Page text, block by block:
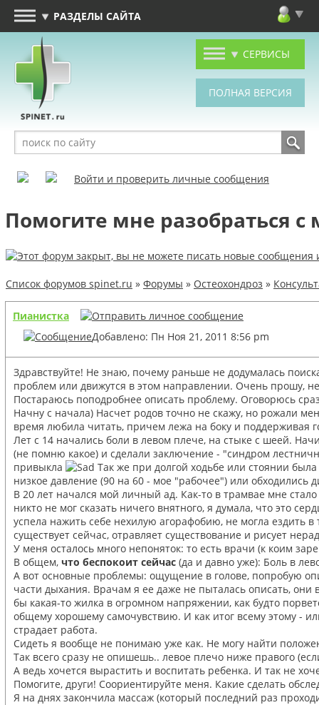
РАЗДЕЛЫ САЙТА
СЕРВИСЫ
Войти и проверить личные сообщения
Помогите мне разобраться
Список форумов spinet.ru » Форумы » Остеохондроз »
Пианистка
Добавлено: Пн Ноя 21, 2011 8:56 pm
Здравствуйте! Не знаю, почему раньше не додумалась
проблем или движутся в этом направлении. Очень прошу,
Постараюсь поподробнее описать проблему. Оговорюсь
Начну с начала) Насчет родов точно не скажу, но рожали
время любила читать, причем лежа на боку и поддерживая
Лет с 14 начались боли в левом плече, на стыке с шеей.
(не помню какое) и сделали заключение - "синдром
привыкла
Так же при долгой ходьбе или стоянии
низкое давление (90 на 60 - мое "рабочее") или обходились
В 20 лет начался мой личный ад. Как-то в трамвае мне
никто не мог сказать ничего внятного, я думала, что это
успела нажить себе нехилую агорафобию, не могла ездить
существует сейчас, отравляет существование и рисует
У меня осталось много непоняток: то есть врачи (к коим
В общем, что беспокоит сейчас (да и давно уже): Боль в
А вот основные проблемы: ощущение в голове, попробую
части дыхания. Врачам я ее даже не пыталась описать, они
бы какая-то жилка в огромном напряжении, как будто
общему хорошему самочувствию. И как итог всему этому -
страдает работа.
Сидеть я вообще не понимаю уже как. Не могу найти
Так всего сразу не опишешь.. левое плечо ниже правого
А ведь хочется вырастить и воспитать ребенка. И так не
Помогите, други! Соориентируйте меня. Какие сделать
Я на днях закончила массаж (который последний раз